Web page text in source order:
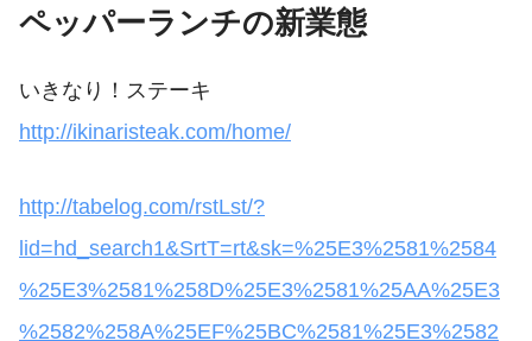
ペッパーランチの新業態
いきなり！ステーキ
http://ikinaristeak.com/home/
http://tabelog.com/rstLst/?
lid=hd_search1&SrtT=rt&sk=%25E3%2581%2584
%25E3%2581%258D%25E3%2581%25AA%25E3
%2582%258A%25EF%25BC%2581%25E3%2582